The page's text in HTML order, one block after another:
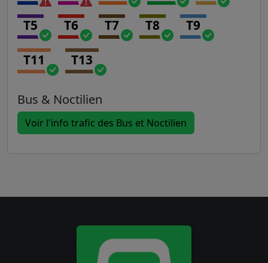
T5 T6 T7 T8 T9
T11 T13
Bus & Noctilien
Voir l'info trafic des Bus et Noctilien